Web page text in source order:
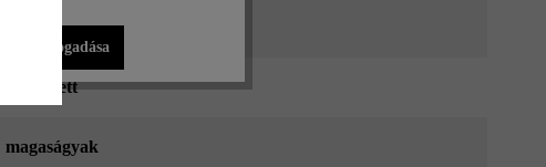
mokka árnyalt
öregbített
magaságyak
elfogadása